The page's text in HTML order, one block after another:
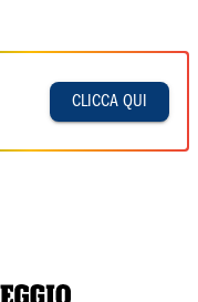
CLICCA QUI